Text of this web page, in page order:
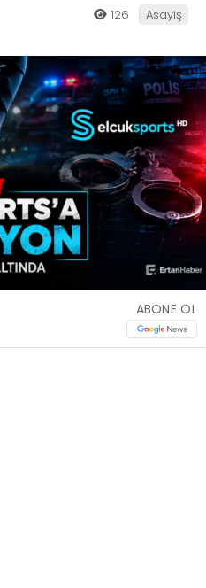
126 Asayiş
ABONE OL